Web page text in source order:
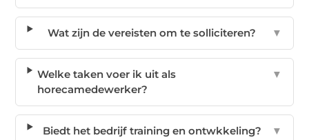
Wat zijn de vereisten om te solliciteren? ▼
Welke taken voer ik uit als
horecamedewerker?
▼
Biedt het bedrijf training en ontwkkeling? ▼